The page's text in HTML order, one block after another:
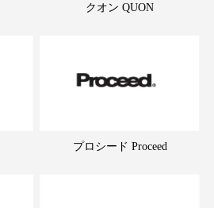
クオン QUON
プロシード Proceed